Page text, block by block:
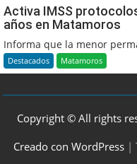
Activa IMSS
años en Matamoros
Informa que la menor
Destacados Matamoros
Copyright © All rights
Creado con WordPress |